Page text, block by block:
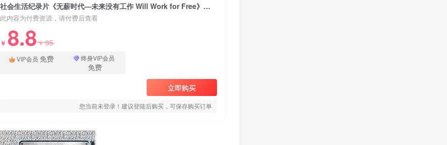
社会生活纪录片《无薪时代—未来没有工作 Will Work for Free》下载
此内容为付费资源，请付费后查看
￥ 8.8￥35
VIP会员 免费 终身VIP会员
免费
立即购买
您当前未登录！建议登陆后购买，可保存购买订单